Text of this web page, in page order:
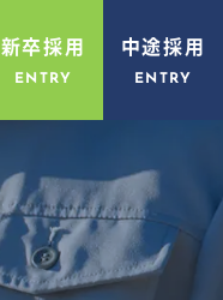
新卒採用
ENTRY
中途採用
ENTRY